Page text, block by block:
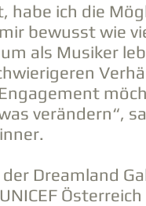
ich die
bewusst wie
als Musiker
verändern“,
Dreamland